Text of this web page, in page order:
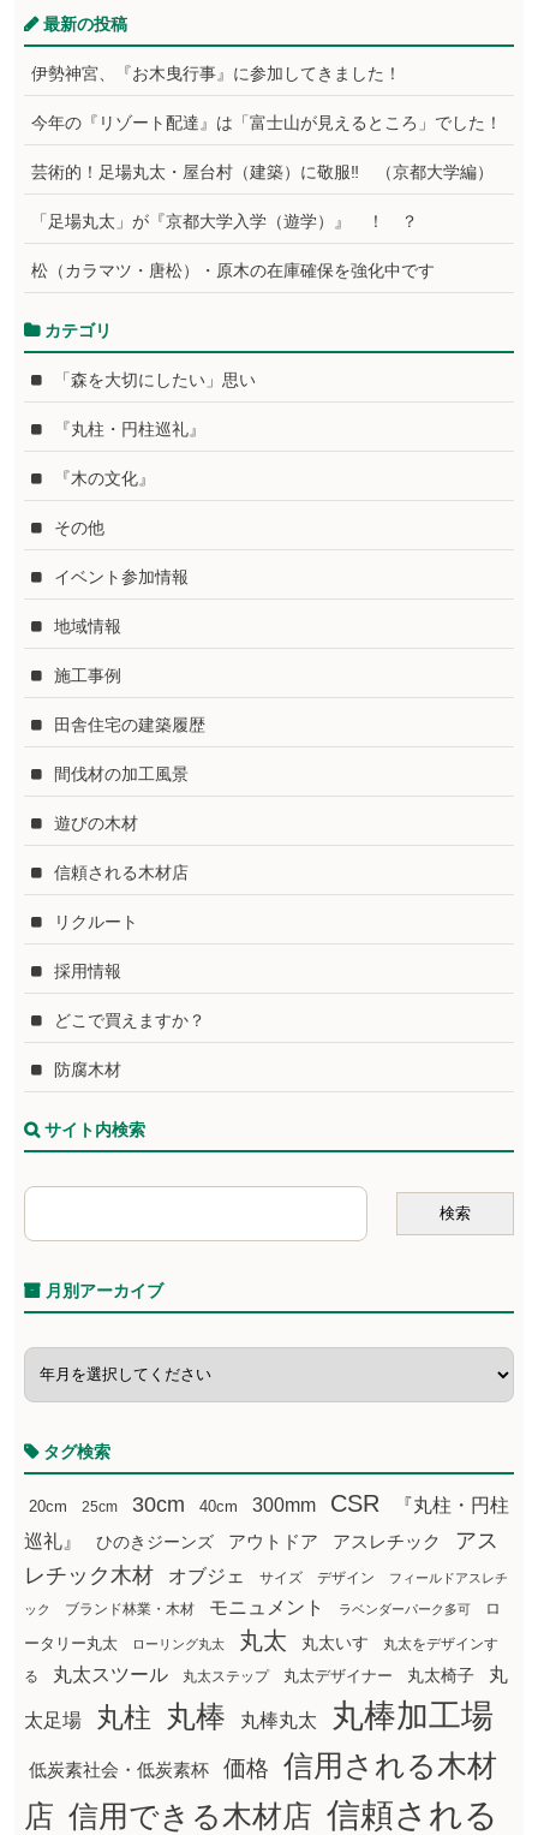
最新の投稿
伊勢神宮、『お木曳行事』に参加してきました！
今年の『リゾート配達』は「富士山が見えるところ」でした！
芸術的！足場丸太・屋台村（建築）に敬服‼ （京都大学編）
「足場丸太」が『京都大学入学（遊学）』 ！ ？
松（カラマツ・唐松）・原木の在庫確保を強化中です
カテゴリ
「森を大切にしたい」思い
『丸柱・円柱巡礼』
『木の文化』
その他
イベント参加情報
地域情報
施工事例
田舎住宅の建築履歴
間伐材の加工風景
遊びの木材
信頼される木材店
リクルート
採用情報
どこで買えますか？
防腐木材
サイト内検索
月別アーカイブ
タグ検索
20cm 25cm 30cm 40cm 300mm CSR
『丸柱・円柱
巡礼』
ひのきジーンズ アウトドア アスレチック
アス
レチック木材
オブジェ サイズ デザイン フィールドアスレチ
ック ブランド林業・木材 モニュメント ラベンダーパーク多可
ロ
ータリー丸太
ローリング丸太 丸太 丸太いす
丸太をデザインす
る
丸太スツール 丸太ステップ 丸太デザイナー 丸太椅子 丸
太足場 丸柱 丸棒 丸棒丸太 丸棒加工場
低炭素社会・低炭素杯 価格
信用される木材
店 信用できる木材店 信頼される